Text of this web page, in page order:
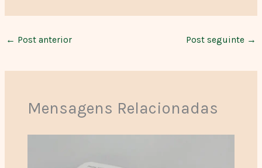
← Post anterior Post seguinte →
Mensagens Relacionadas